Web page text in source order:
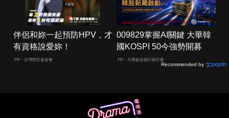
伴侶和妳一起預防HPV，才
有資格說愛妳！
PR・台灣癌症基金會
009829掌握AI關鍵 大華韓
國KOSPI 50今強勢開募
PR・大華銀全能行銷方案
Recommended by